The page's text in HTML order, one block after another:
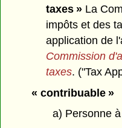
taxes » La
impôts et des
application de
Commission
taxes. ("Tax
« contribuable »
a) Personne